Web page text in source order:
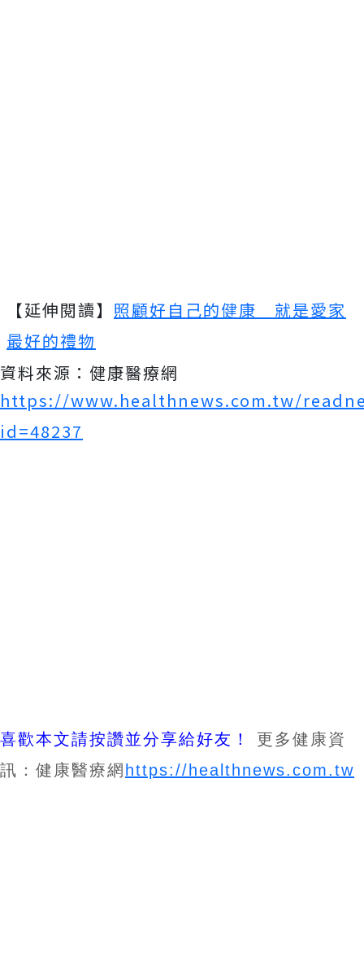
【延伸閱讀】 照顧好自己的健康 就是愛家
最好的禮物
資料來源：健康醫療網
https://www.healthnews.com.tw/
id=48237
喜歡本文請按讚並分享給好友！
更多健康資
訊：健康醫療網 https://healthnews.com.tw